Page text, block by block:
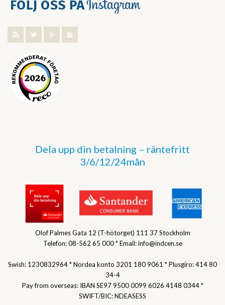
Dela upp din betalning – räntefritt
3/6/12/24mån
Olof Palmes Gata 12 (T-hötorget) 111 37 Stockholm
Telefon: 08-562 65 000 * Email: info@indcen.se
Swish: 1230832964 * Nordea konto 3201 180 9061 * Plusgiro: 414 80
34-4
Pay from overseas: IBAN SE97 9500 0099 6026 4148 0344 *
SWIFT/BIC: NDEASESS